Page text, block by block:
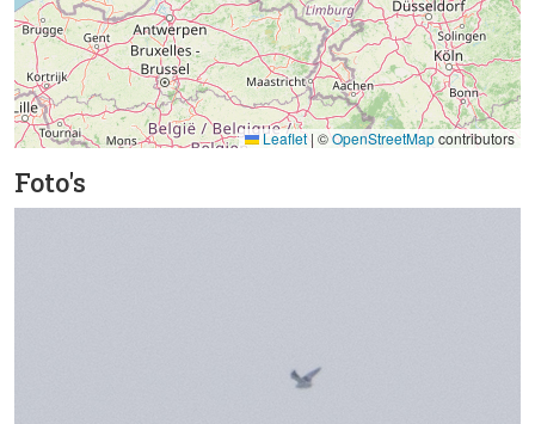
Leaflet| ©OpenStreetMapcontributors
Foto's